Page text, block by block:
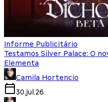
Informe Publicitário
Testamos Silver Palace: O
Elementa
Camila Hortencio
30.jul.26